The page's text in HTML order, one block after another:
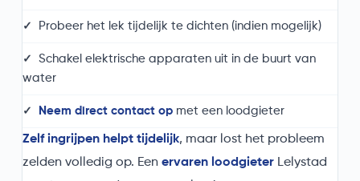
Probeer het lek tijdelijk te dichten (indien mogelijk)
Schakel elektrische apparaten uit in de buurt van
water
Neem direct contact opmet een loodgieter
Zelf ingrijpen helpt tijdelijk, maar lost het probleem
zelden volledig op. Een ervaren loodgieterLelystad